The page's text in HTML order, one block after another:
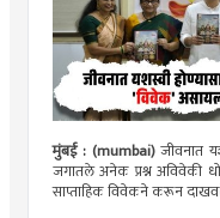
मुंबई : (mumbai)जीवनात
जगातले अनेक प्रश्न अविवेकी
साप्ताहिक विवेकने करून